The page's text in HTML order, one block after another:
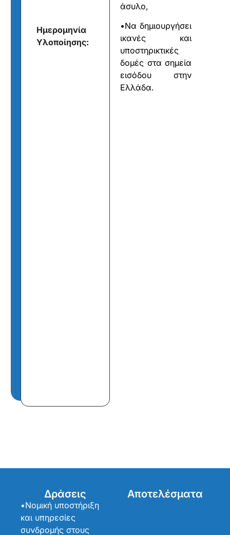
Ημερομηνία
Υλοποίησης:
άσυλο,
•Να δημιουργήσει
ικανές και
υποστηρικτικές
δομές στα σημεία
εισόδου στην
Ελλάδα.
Δράσεις
•Νομική υποστήριξη
και υπηρεσίες
συνδρομής στους
Αποτελέσματα